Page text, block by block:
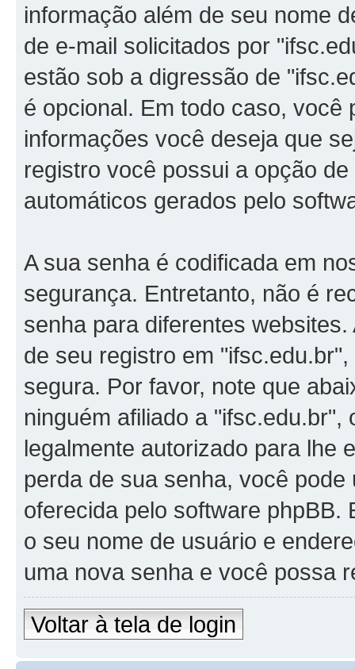
informação além de seu nome
de e-mail solicitados por
estão sob a digressão de
é opcional. Em todo caso,
informações você deseja que
registro você possui a opção
automáticos gerados pelo
A sua senha é codificada em
segurança. Entretanto, não é
senha para diferentes
de seu registro em
segura. Por favor, note que
ninguém afiliado a
legalmente autorizado para lhe
perda de sua senha, você
oferecida pelo software phpBB.
o seu nome de usuário e
uma nova senha e você possa
Voltar à tela de login